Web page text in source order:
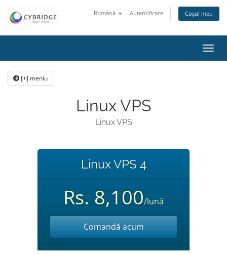
Română Autentificare Coșul meu
[+] meniu
Linux VPS
Linux VPS
Linux VPS 4
Rs. 8,100/lună
Comandă acum